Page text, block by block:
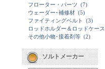
フローター・パーツ (7)
ウェーダー･補修材 (5)
ファイティングベルト
(3)
ロッドホルダー＆ロッドケース
その他小物･接着剤等 (2)
ソルトメーカー